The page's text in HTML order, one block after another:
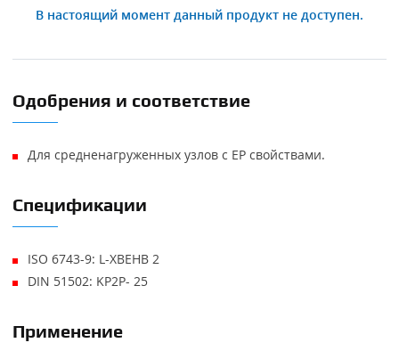
В настоящий момент данный продукт не доступен.
Одобрения и соответствие
Для средненагруженных узлов с ЕР свойствами.
Спецификации
ISO 6743-9: L-XBEHB 2
DIN 51502: KP2P- 25
Применение